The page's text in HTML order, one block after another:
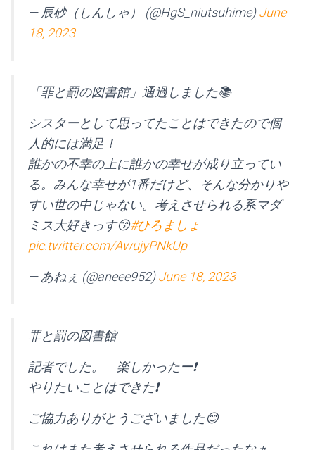
— 辰砂（しんしゃ） (@HgS_niutsuhime)June
18, 2023
「罪と罰の図書館」通過しました📚
シスターとして思ってたことはできたので個
人的には満足！
誰かの不幸の上に誰かの幸せが成り立ってい
る。みんな幸せが1番だけど、そんな分かりや
すい世の中じゃない。考えさせられる系マダ
ミス大好きっす😙#ひろましょ
pic.twitter.com/AwujyPNkUp
— あねぇ (@aneee952)June 18, 2023
罪と罰の図書館
記者でした。 楽しかったー❗️
やりたいことはできた❗️
ご協力ありがとうございました😊